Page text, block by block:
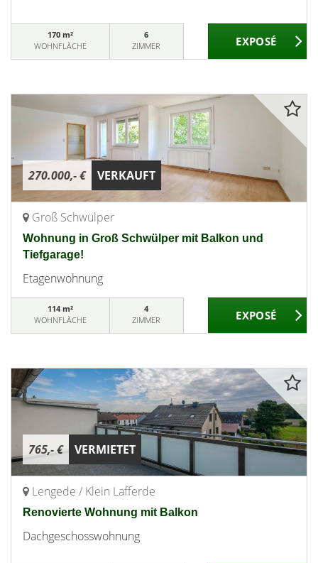
170 m²
WOHNFLÄCHE
6
ZIMMER
270.000,- € VERKAUFT
Groß Schwülper
Wohnung in Groß Schwülper mit Balkon und
Tiefgarage!
Etagenwohnung
114 m²
WOHNFLÄCHE
4
ZIMMER
765,- € VERMIETET
Lengede / Klein Lafferde
Renovierte Wohnung mit Balkon
Dachgeschosswohnung